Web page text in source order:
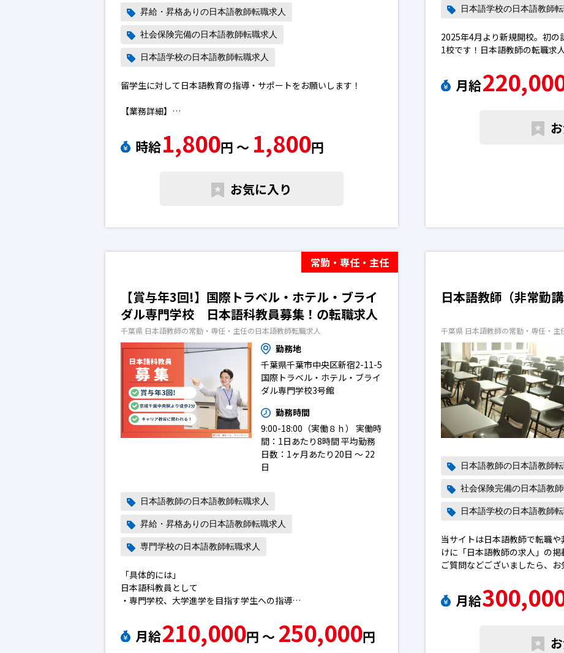
昇給・昇格ありの日本語教師転職求人
社会保険完備の日本語教師転職求人
日本語学校の日本語教師転職求人
留学生に対して日本語教育の指導・サポートをお願いします！
【業務詳細】
担当授業クラス：初級～中級
◇学習対象者：外国人日本語学習者
る採点・添削作業、成績管理業務、その他クラス・運営に必要な業
※学校のカリキュラムは３か月毎に変更あり日本語教師の転職求人
時給1,800円 〜 1,800円
お気に入り
日本語学校の日本語教師
2025年4月より新規開校。初
1校です！日本語教師の転職求
月給
常勤・専任・主任
【賞与年3回!】国際トラベル・ホテル・ブライ
ダル専門学校 日本語科教員募集！の転職求人
千葉県 日本語教師の常勤・専任・主任の日本語教師転職求人
勤務地
千葉県千葉市中央区新宿2-11-5
国際トラベル・ホテル・ブライ
ダル専門学校3号館
勤務時間
9:00-18:00（実働８ｈ） 実働時
間：1日あたり8時間 平均勤務
日数：1ヶ月あたり20日 〜 22
日
日本語教師の日本語教師転職求人
昇給・昇格ありの日本語教師転職求人
専門学校の日本語教師転職求人
「具体的には」
日本語科教員として
・専門学校、大学進学を目指す学生への指導
・担任業務（生活指導・クラス運営・進路指導・個人面談）
・その他業務（学園行事の運営・教務事務業全般）日本語教師の転
月給210,000円 〜 250,000円
日本語教師（非常勤
千葉県 日本語教師の常勤・専任・主
日本語教師の日本語教師
社会保険完備の日本語教
日本語学校の日本語教師
当サイトは日本語教師で転職
けに「日本語教師の求人」の掲
ご質問などございましたら、お
※求人によっては募集が終了し
月給